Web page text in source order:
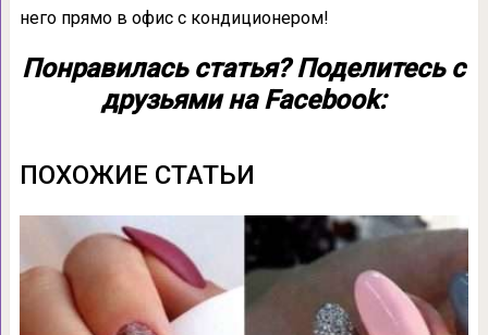
него прямо в офис с кондиционером!
Понравилась статья? Поделитесь с
друзьями на Facebook:
ПОХОЖИЕ СТАТЬИ